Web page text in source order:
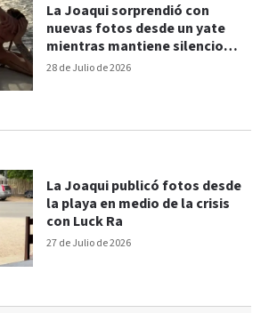
28 de Julio de 2026
La Joaqui sorprendió con
nuevas fotos desde un yate
mientras mantiene silencio
sobre Luck Ra
27 de Julio de 2026
La Joaqui publicó fotos desde
la playa en medio de la crisis
con Luck Ra